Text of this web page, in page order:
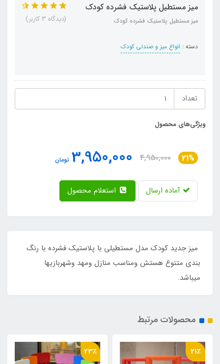
میز مستطیل پلاستیک فشرده کودک
میز مستطیل پلاستیک فشرده کودک
دسته : انواع میز و صندلی کودک
(دیدگاه 3 کاربر)
تعداد
ویژگی‌های محصول
21%
4,950,000
3,950,000 تومان
آماده ارسال
میز جدید کودک مدل مستطیلی با پلاستیک فشرده با رنگ
بندی متنوع هستش ومناسب منازل ومهد وشهربازیها
میباشد.
محصولات مرتبط
21٪ 23٪